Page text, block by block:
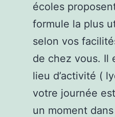
écoles
formule la plus
selon vos
de chez vous. Il
lieu d’activité (
votre journée
un moment